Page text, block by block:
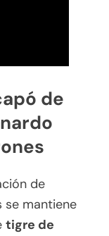
de
de
se mantiene
tigre de